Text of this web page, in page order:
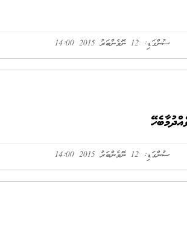
ސުންގަޑި: 12 ނޮވެންބަރު 2015 14:00
ސުންގަޑި: 12 ނޮވެންބަރު 2015 14:00